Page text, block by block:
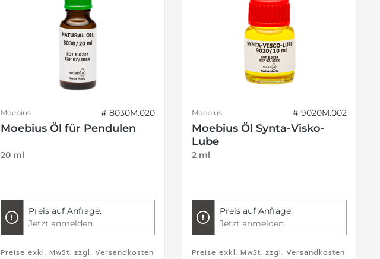
Moebius # 8030M.020
Moebius Öl für Pendulen
20 ml
Preis auf Anfrage.
Jetzt anmelden
Preise exkl. MwSt. zzgl. Versandkosten
Moebius # 9020M.002
Moebius Öl Synta-Visko-
Lube
2 ml
Preis auf Anfrage.
Jetzt anmelden
Preise exkl. MwSt. zzgl. Versandkosten